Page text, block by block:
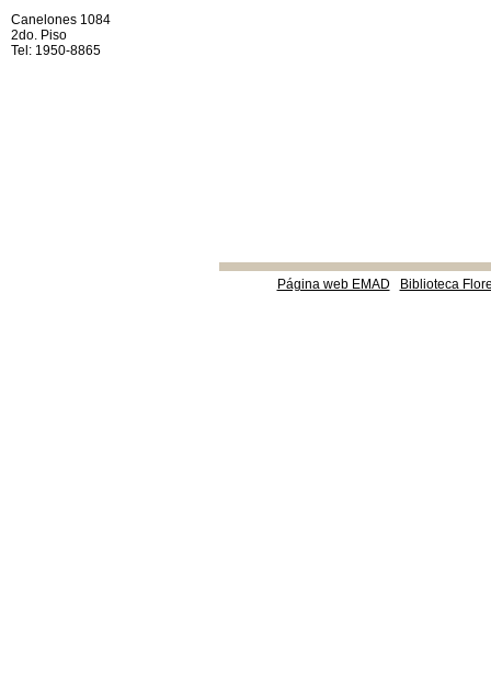
Página web EMAD Biblioteca
Canelones 1084
2do. Piso
Tel: 1950-8865